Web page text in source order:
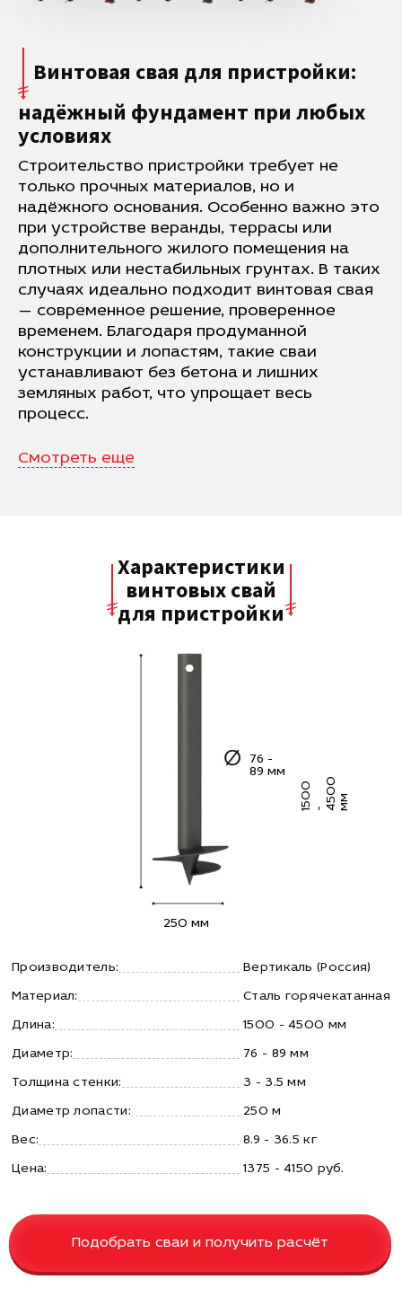
Винтовая свая для пристройки:
надёжный фундамент при любых
условиях
Строительство пристройки требует не
только прочных материалов, но и
надёжного основания. Особенно важно это
при устройстве веранды, террасы или
дополнительного жилого помещения на
плотных или нестабильных грунтах. В таких
случаях идеально подходит винтовая свая
— современное решение, проверенное
временем. Благодаря продуманной
конструкции и лопастям, такие сваи
устанавливают без бетона и лишних
земляных работ, что упрощает весь
процесс.
Смотреть еще
Характеристики
винтовых свай
для пристройки
1
5
0
0 -
4
5
0 0
м м
250 мм
76 -
89 мм
Производитель: Вертикаль (Россия)
Материал: Сталь горячекатанная
Длина: 1500 - 4500 мм
Диаметр: 76 - 89 мм
Толщина стенки: 3 - 3.5 мм
Диаметр лопасти: 250 м
Вес: 8.9 - 36.5 кг
Цена: 1375 - 4150 руб.
Подобрать сваи и получить расчёт